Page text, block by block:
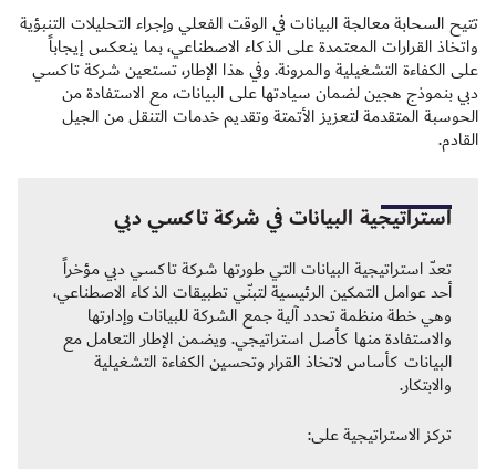
تتيح السحابة معالجة البيانات في الوقت الفعلي وإجراء التحليلات التنبؤية
واتخاذ القرارات المعتمدة على الذكاء الاصطناعي، بما ينعكس إيجاباً
على الكفاءة التشغيلية والمرونة. وفي هذا الإطار، تستعين شركة تاكسي
دبي بنموذج هجين لضمان سيادتها على البيانات، مع الاستفادة من
الحوسبة المتقدمة لتعزيز الأتمتة وتقديم خدمات التنقل من الجيل
القادم.
استراتيجية البيانات في شركة تاكسي دبي
تعدّ استراتيجية البيانات التي طورتها شركة تاكسي دبي مؤخراً
أحد عوامل التمكين الرئيسية لتبنّي تطبيقات الذكاء الاصطناعي،
وهي خطة منظمة تحدد آلية جمع الشركة للبيانات وإدارتها
والاستفادة منها كأصل استراتيجي. ويضمن الإطار التعامل مع
البيانات كأساس لاتخاذ القرار وتحسين الكفاءة التشغيلية
والابتكار.
تركز الاستراتيجية على: